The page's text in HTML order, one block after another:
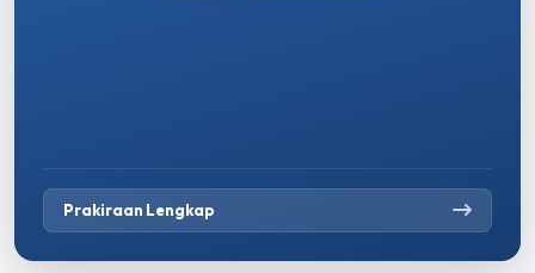
Prakiraan Lengkap